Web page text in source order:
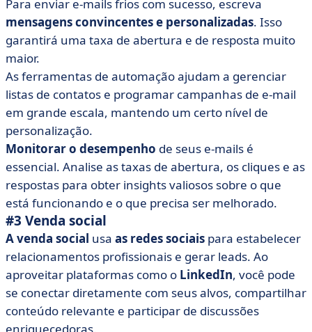
Para enviar e-mails frios com sucesso, escreva
mensagens convincentes e personalizadas. Isso
garantirá uma taxa de abertura e de resposta muito
maior.
As ferramentas de automação ajudam a gerenciar
listas de contatos e programar campanhas de e-mail
em grande escala, mantendo um certo nível de
personalização.
Monitorar o desempenho de seus e-mails é
essencial. Analise as taxas de abertura, os cliques e as
respostas para obter insights valiosos sobre o que
está funcionando e o que precisa ser melhorado.
#3 Venda social
A venda social usa as redes sociais para estabelecer
relacionamentos profissionais e gerar leads. Ao
aproveitar plataformas como o LinkedIn, você pode
se conectar diretamente com seus alvos, compartilhar
conteúdo relevante e participar de discussões